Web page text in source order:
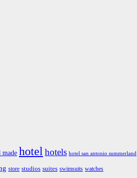
made hotel hotels hotel san antonio summerland
store studios suites swimsuits watches